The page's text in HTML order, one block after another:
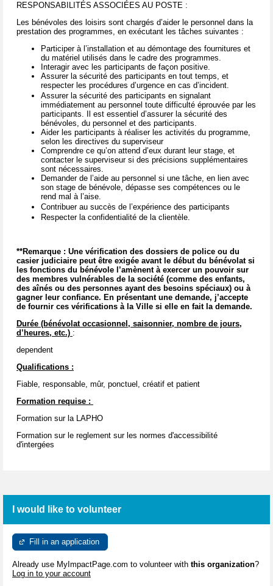
RESPONSABILITÉS ASSOCIÉES AU POSTE :
Les bénévoles des loisirs sont chargés d’aider le personnel dans la
prestation des programmes, en exécutant les tâches suivantes :
Participer à l’installation et au démontage des fournitures et
du matériel utilisés dans le cadre des programmes.
Interagir avec les participants de façon positive.
Assurer la sécurité des participants en tout temps, et
respecter les procédures d’urgence en cas d’incident.
Assurer la sécurité des participants en signalant
immédiatement au personnel toute difficulté éprouvée par les
participants. Il est essentiel d’assurer la sécurité des
bénévoles, du personnel et des participants.
Aider les participants à réaliser les activités du programme,
selon les directives du superviseur
Comprendre ce qu’on attend d’eux durant leur stage, et
contacter le superviseur si des précisions supplémentaires
sont nécessaires.
Demander de l’aide au personnel si une tâche, en lien avec
son stage de bénévole, dépasse ses compétences ou le
rend mal à l’aise.
Contribuer au succès de l’expérience des participants
Respecter la confidentialité de la clientèle.
**Remarque : Une vérification des dossiers de police ou du
casier judiciaire peut être exigée avant le début du bénévolat si
les fonctions du bénévole l’amènent à exercer un pouvoir sur
des membres vulnérables de la société (comme des enfants,
des aînés ou des personnes ayant des besoins spéciaux) ou à
gagner leur confiance. En présentant une demande, j’accepte
de fournir ces vérifications à la Ville si elle en fait la demande.
Durée (bénévolat occasionnel, saisonnier, nombre de jours,
d’heures, etc.) :
dependent
Qualifications :
Fiable, responsable, mûr, ponctuel, créatif et patient
Formation requise :
Formation sur la LAPHO
Formation sur le reglement sur les normes d'accessibilité
d'intergées
I would like to volunteer
Fill in an application
Already use MyImpactPage.com to volunteer with this organization?
Log in to your account